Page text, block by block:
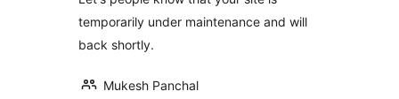
temporarily under maintenance and will
back shortly.
Mukesh Panchal